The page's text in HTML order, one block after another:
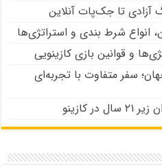
آزادی تا جک‌پات‌ آنلاین
انواع شرط بندی و استراتژی‌ها
و قوانین بازی کازینویی
سفر متفاوت با تجربه‌ای